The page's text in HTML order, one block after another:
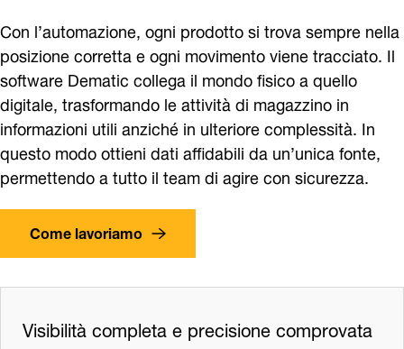
Con l’automazione, ogni prodotto si trova sempre nella
posizione corretta e ogni movimento viene tracciato. Il
software Dematic collega il mondo fisico a quello
digitale, trasformando le attività di magazzino in
informazioni utili anziché in ulteriore complessità. In
questo modo ottieni dati affidabili da un’unica fonte,
permettendo a tutto il team di agire con sicurezza.
Come lavoriamo
Visibilità completa e precisione comprovata